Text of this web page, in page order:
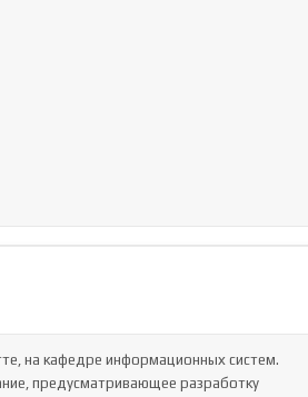
на кафедре информационных систем.
предусматривающее разработку